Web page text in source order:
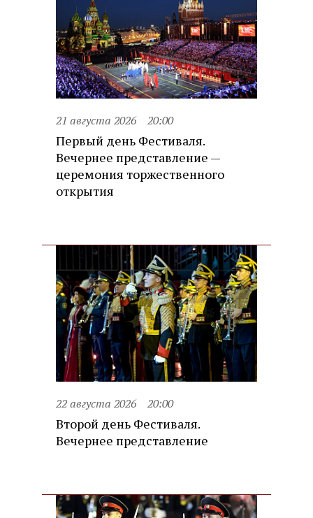
21 августа 2026 20:00
Первый день Фестиваля.
Вечернее представление —
церемония торжественного
открытия
22 августа 2026 20:00
Второй день Фестиваля.
Вечернее представление